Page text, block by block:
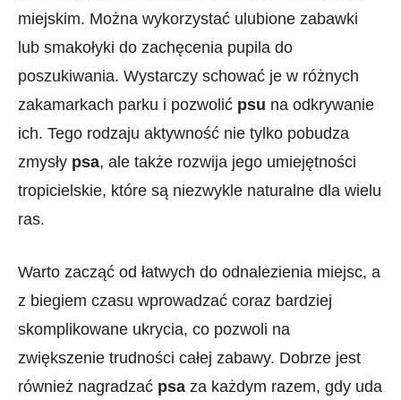
miejskim. Można wykorzystać ulubione zabawki‌
lub smakołyki do zachęcenia pupila do
poszukiwania. Wystarczy schować je w różnych
zakamarkach parku i ‌pozwolić psu na odkrywanie
ich. Tego rodzaju aktywność nie tylko‌ pobudza
zmysły psa, ale także rozwija jego ⁣umiejętności
‌tropicielskie, ​które‌ są niezwykle naturalne dla wielu
ras.
Warto zacząć od łatwych do odnalezienia miejsc, a
z biegiem czasu wprowadzać‍ coraz bardziej
‍skomplikowane ⁣ukrycia, co pozwoli na
‍zwiększenie ‌trudności‍ całej zabawy.⁢ Dobrze jest
również​ nagradzać psa za każdym razem, gdy uda